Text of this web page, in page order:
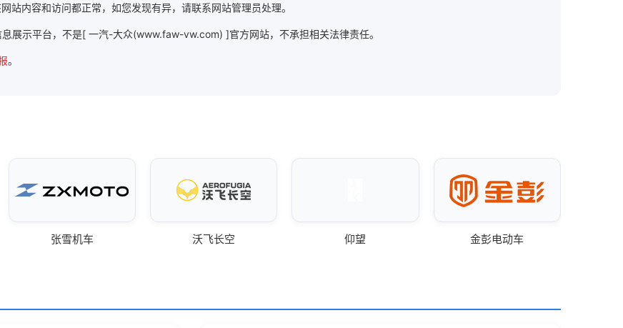
内容和访问都正常，如您发现有异，请联系网站管理员处理。
示平台，不是[ 一汽-大众(www.faw-vw.com) ]官方网站，不承担相关法律责任。
。
张雪机车 沃飞长空 仰望 金彭电动车